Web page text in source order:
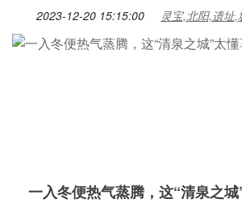
2023-12-20 15:15:00 灵宝,北阳,遗址
一入冬便热气蒸腾，这“清泉之